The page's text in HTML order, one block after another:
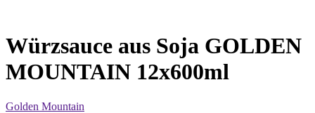
Würzsauce aus Soja GOLDEN
MOUNTAIN 12x600ml
Golden Mountain